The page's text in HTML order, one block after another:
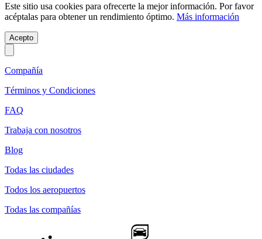
Este sitio usa cookies para ofrecerte la mejor información. Por favor
acéptalas para obtener un rendimiento óptimo. Más información
Acepto
Compañía
Términos y Condiciones
FAQ
Trabaja con nosotros
Blog
Todas las ciudades
Todos los aeropuertos
Todas las compañías